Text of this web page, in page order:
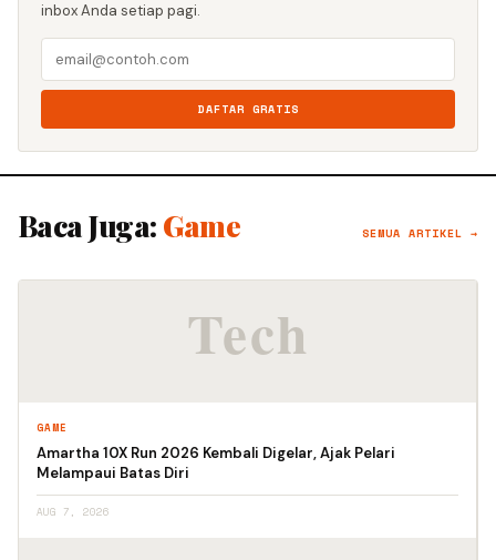
inbox Anda setiap pagi.
DAFTAR GRATIS
Baca Juga: Game SEMUA ARTIKEL →
GAME
Amartha 10X Run 2026 Kembali Digelar, Ajak Pelari
Melampaui Batas Diri
AUG 7, 2026